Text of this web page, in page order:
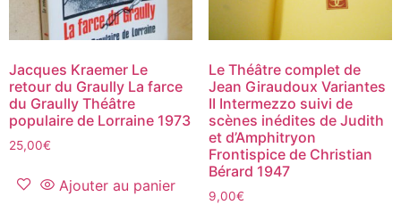
Jacques Kraemer Le
retour du Graully La farce
du Graully Théâtre
populaire de Lorraine 1973
25,00€
Ajouter au panier
Le Théâtre complet de
Jean Giraudoux Variantes
II Intermezzo suivi de
scènes inédites de Judith
et d’Amphitryon
Frontispice de Christian
Bérard 1947
9,00€